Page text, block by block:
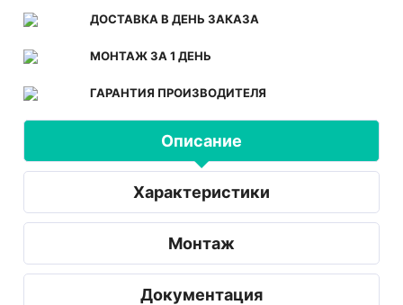
ДОСТАВКА В ДЕНЬ ЗАКАЗА
МОНТАЖ ЗА 1 ДЕНЬ
ГАРАНТИЯ ПРОИЗВОДИТЕЛЯ
Описание
Характеристики
Монтаж
Документация